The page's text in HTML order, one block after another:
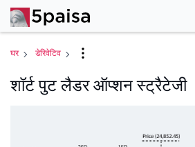
घर डेरिवेटिव
शॉर्ट पुट लैडर ऑप्शन स्ट्रैटेजी